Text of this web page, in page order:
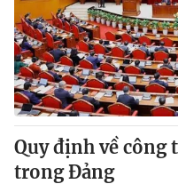
Quy định về
trong Đảng